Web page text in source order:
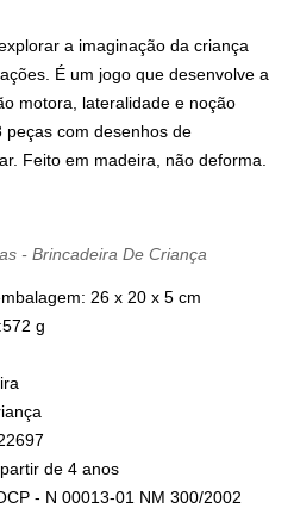
a imaginação da criança
É um jogo que desenvolve a
motora, lateralidade e noção
peças com desenhos de
Feito em madeira, não deforma.
- Brincadeira De Criança
26 x 20 x 5 cm
g
de 4 anos
- N 00013-01 NM 300/2002